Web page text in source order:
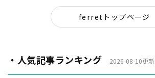
ferretトップページ
・人気記事ランキング 2026-08-10更新